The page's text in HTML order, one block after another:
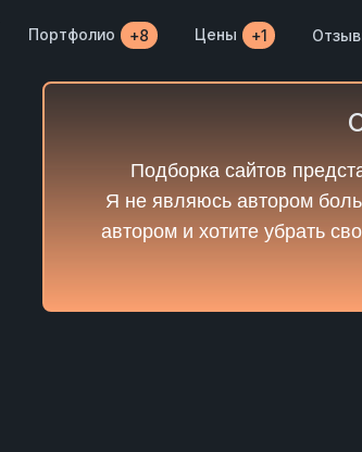
Портфолио +8 Цены +1
Подборка сайтов
Я не являюсь автором
автором и хотите убрать